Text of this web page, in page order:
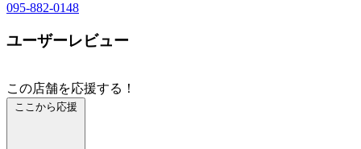
095-882-0148
ユーザーレビュー
この店舗を応援する！
ここから応援